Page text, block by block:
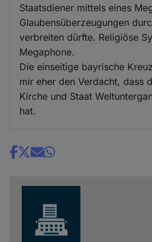
Staatsdiener mittels eines
Glaubensüberzeugungen
verbreiten dürfte. Religiöse
Megaphone.
Die einseitige bayrische
mir eher den Verdacht, dass
Kirche und Staat
hat.
Share